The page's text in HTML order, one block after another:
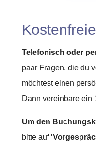
Telefonisch oder
paar Fragen, die du
möchtest einen
Dann vereinbare ein
Um den
bitte auf